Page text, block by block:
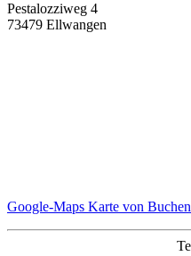
Pestalozziweg 4
73479 Ellwangen
Google-Maps Karte von